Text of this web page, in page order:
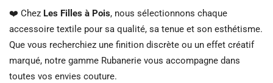
❤️ Chez Les Filles à Pois, nous sélectionnons chaque
accessoire textile pour sa qualité, sa tenue et son esthétisme.
Que vous recherchiez une finition discrète ou un effet créatif
marqué, notre gamme Rubanerie vous accompagne dans
toutes vos envies couture.